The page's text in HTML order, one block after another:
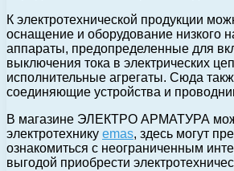
К электротехнической продукции
оснащение и оборудование низкого
аппараты, предопределенные для
выключения тока в электрических
исполнительные агрегаты. Сюда
соединяющие устройства и
В магазине ЭЛЕКТРО АРМАТУРА
электротехнику emas, здесь могут
ознакомиться с неограниченным
выгодой приобрести